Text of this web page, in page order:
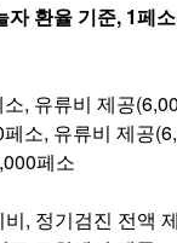
자 환율 기준, 1페
, 유류비 제공
소, 유류비 제공
페소
, 정기검진 전액